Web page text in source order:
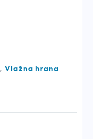
,Vlažna hrana